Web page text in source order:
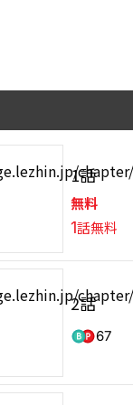
1話
無料
1話無料
2話
67